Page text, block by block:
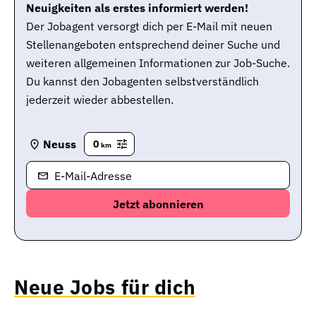
Neuigkeiten als erstes informiert werden!
Der Jobagent versorgt dich per E-Mail mit neuen
Stellenangeboten entsprechend deiner Suche und
weiteren allgemeinen Informationen zur Job-Suche.
Du kannst den Jobagenten selbstverständlich
jederzeit wieder abbestellen.
Neuss 0 km
E-Mail-Adresse
Neue Jobs für dich